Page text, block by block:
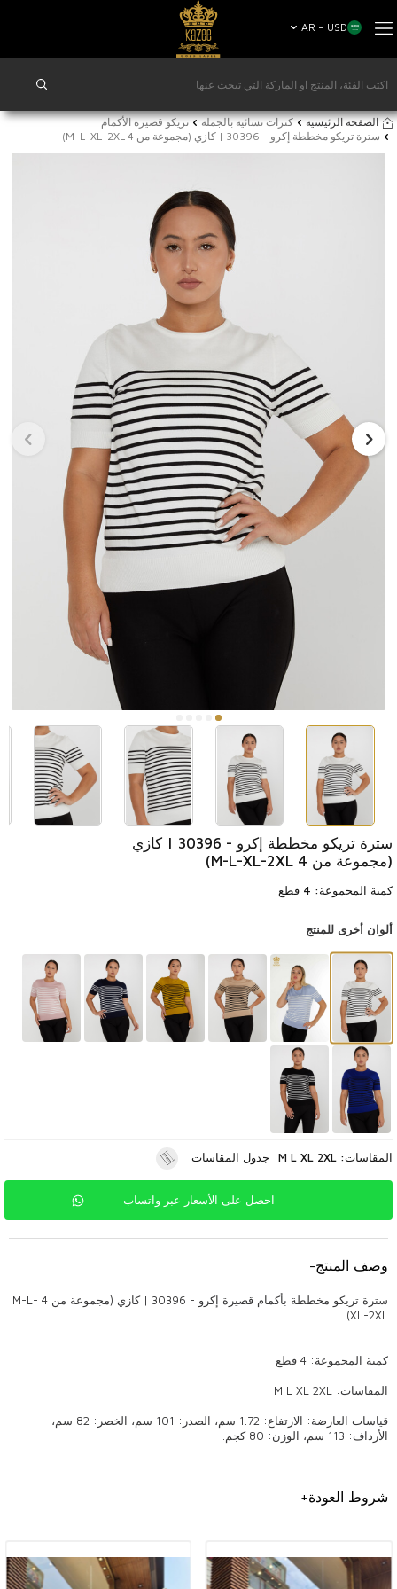
AR − USD
الصفحة الرئيسية كنزات نسائية بالجملة
تريكو قصيرة الأكمام
سترة تريكو مخططة إكرو - 30396 | كازي (مجموعة من 4 M-L-XL-2XL)
سترة تريكو مخططة إكرو - 30396 | كازي
(مجموعة من 4 M-L-XL-2XL)
كمية المجموعة: 4 قطع
ألوان أخرى للمنتج
المقاسات: M L XL 2XL جدول المقاسات
احصل على الأسعار عبر واتساب
وصف المنتج-
سترة تريكو مخططة بأكمام قصيرة إكرو - 30396 | كازي (مجموعة من 4 M-L-
XL-2XL)
كمية المجموعة: 4 قطع
المقاسات: M L XL 2XL
قياسات العارضة: الارتفاع: 1.72 سم، الصدر: 101 سم، الخصر: 82 سم،
الأرداف: 113 سم، الوزن: 80 كجم.
هذه المنتجات، التي تعد أيضًا المفضلة لدى أصحاب متاجر البيع بالجملة، من بين
قطع الموضة التي لا غنى عنها. تعد الأناقة والراحة التي توفرها الملابس
شروط العودة+